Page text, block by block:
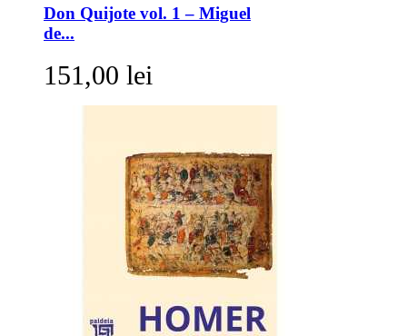
Don Quijote vol. 1 – Miguel
de...
151,00 lei